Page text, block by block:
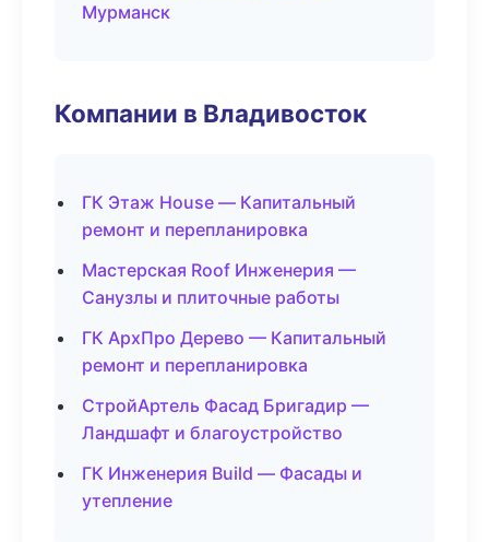
Мурманск
Компании в Владивосток
ГК Этаж House — Капитальный
ремонт и перепланировка
Мастерская Roof Инженерия —
Санузлы и плиточные работы
ГК АрхПро Дерево — Капитальный
ремонт и перепланировка
СтройАртель Фасад Бригадир —
Ландшафт и благоустройство
ГК Инженерия Build — Фасады и
утепление